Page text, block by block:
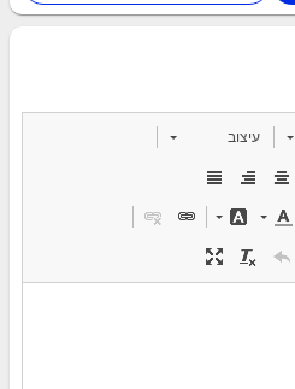
עיצוב